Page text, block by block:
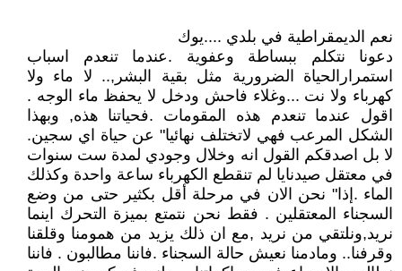
نعم الديمقراطية في بلدي ....يوك
دعونا نتكلم ببساطة وعفوية .عندما تنعدم اسباب
استمرارالحياة الضرورية مثل بقية البشر,.. لا ماء ولا
كهرباء ولا نت ...وغلاء فاحش ودخل لا يحفظ ماء الوجه .
اقول عندما تنعدم هذه المقومات .فحياتنا هذه, وبهذا
الشكل المرعب فهي لاتختلف نهائيا" عن حياة اي سجين.
لا بل اصدقكم القول انه وخلال وجودي لمدة ست سنوات
في معتقل صيدنايا لم تنقطع الكهرباء ساعة واحدة وكذلك
الماء .إذا" نحن الان في مرحلة أقل بكثير حتى من وضع
السجناء المعتقلين . فقط نحن نتمتع بميزة التحرك اينما
نريد,ونلتقي من نريد ,مع ان ذلك يزيد من همومنا وقلقنا
وقرفنا.. ومادمنا نعيش حالة السجناء .فاننا مطالبون . فاننا